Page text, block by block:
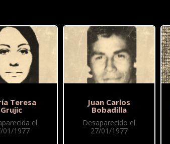
Teresa
Grujic
el
01/1977
Juan Carlos
Bobadilla
Desaparecido el
27/01/1977